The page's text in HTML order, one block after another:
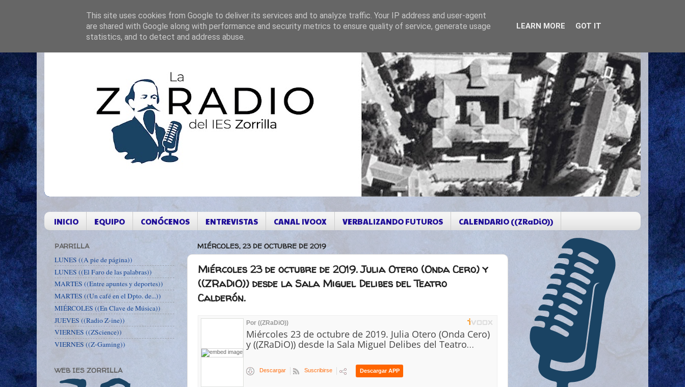
INICIO EQUIPO CONÓCENOS ENTREVISTAS CANAL IVOOX VERBALIZANDO FUTUROS CALENDARIO ((ZRaDiO))
MIÉRCOLES, 23 DE OCTUBRE DE 2019
Miércoles 23 de octubre de 2019. Julia Otero (Onda Cero) y
((ZRaDiO)) desde la Sala Miguel Delibes del Teatro
Calderón.
PARRILLA
LUNES ((A pie de página))
LUNES ((El Faro de las palabras))
MARTES ((Entre apuntes y deportes))
MARTES ((Un café en el Dpto. de...))
MIÉRCOLES ((En Clave de Música))
JUEVES ((Radio Z-ine))
VIERNES ((ZScience))
VIERNES ((Z-Gaming))
WEB IES ZORRILLA
This site uses cookies from Google to deliver its services and to analyze traffic. Your IP address and user-agent
are shared with Google along with performance and security metrics to ensure quality of service, generate usage
statistics, and to detect and address abuse.
LEARN MORE GOT IT